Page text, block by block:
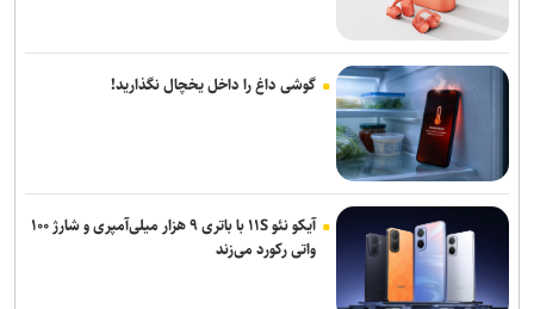
گوشی داغ را داخل یخچال نگذارید!
آیکو نئو ۱۱S با باتری ۹ هزار میلی‌آمپری و شارژ ۱۰۰
واتی رکورد می‌زند